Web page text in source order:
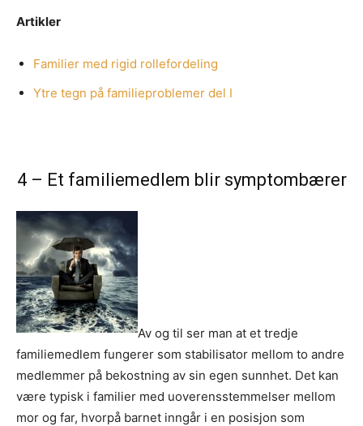
Artikler
Familier med rigid rollefordeling
Ytre tegn på familieproblemer del I
4 – Et familiemedlem blir symptombærer
Av og til ser man at et tredje
familiemedlem fungerer som stabilisator mellom to andre
medlemmer på bekostning av sin egen sunnhet. Det kan
være typisk i familier med uoverensstemmelser mellom
mor og far, hvorpå barnet inngår i en posisjon som